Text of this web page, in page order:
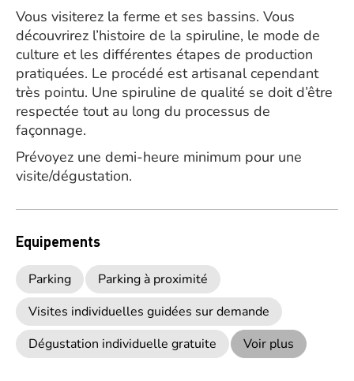
Vous visiterez la ferme et ses bassins. Vous
découvrirez l’histoire de la spiruline, le mode de
culture et les différentes étapes de production
pratiquées. Le procédé est artisanal cependant
très pointu. Une spiruline de qualité se doit d’être
respectée tout au long du processus de
façonnage.
Prévoyez une demi-heure minimum pour une
visite/dégustation.
Equipements
Parking
Parking à proximité
Visites individuelles guidées sur demande
Dégustation individuelle gratuite
Voir plus